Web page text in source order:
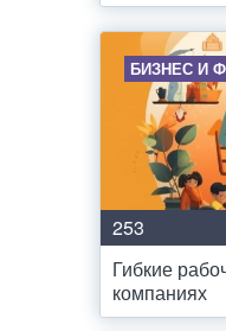
БИЗНЕС И
253
Гибкие
компаниях